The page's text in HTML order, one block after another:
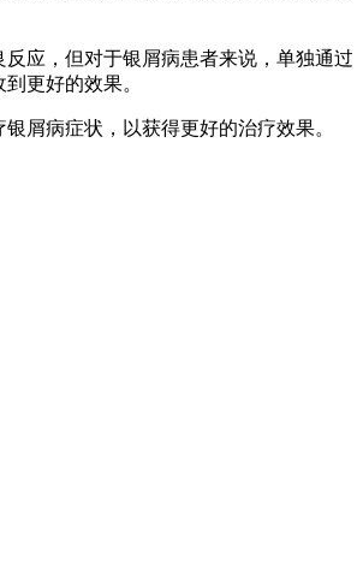
应，但对于银屑病患者来说，单独通过
更好的效果。
屑病症状，以获得更好的治疗效果。